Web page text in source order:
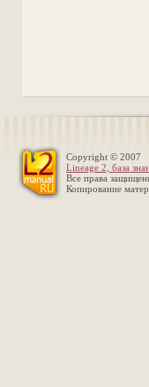
Copyright © 2007
Lineage 2, база
Все права
Копирование